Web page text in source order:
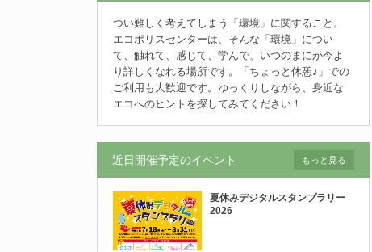
つい難しく考えてしまう「環境」に関すること。
エコポリスセンターは、そんな「環境」につい
て、触れて、感じて、学んで、いつのまにか今よ
り詳しくなれる場所です。「ちょっと休憩♪」での
ご利用も大歓迎です。ゆっくりしながら、身近な
エコへのヒントを探してみてください！
近日開催予定のイベント
夏休みデジタルスタンプラリー
2026
もっと見る